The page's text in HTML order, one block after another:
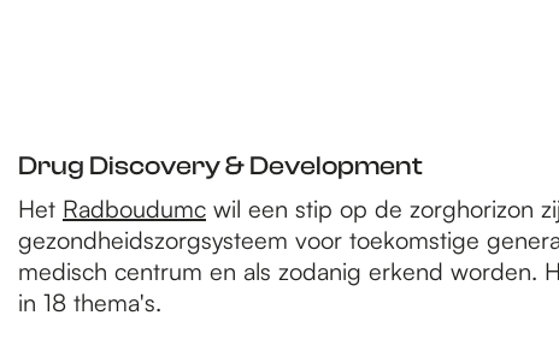
Drug Discovery & Development
Het Radboudumc wil een stip op de zorghorizon
gezondheidszorgsysteem voor toekomstige
medisch centrum en als zodanig erkend worden.
in 18 thema's.